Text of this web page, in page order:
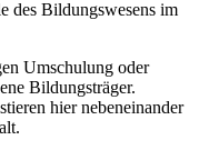
des Bildungswesens im
Umschulung oder
Bildungsträger.
hier nebeneinander